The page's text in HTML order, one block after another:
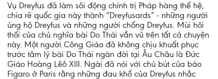
Vụ Dreyfus đã làm sôi động chính trị Pháp hàng thế hệ,
chia rẽ quốc gia này thành “Dreyfusards” - những người
ủng hộ Dreyfus và những người chống Dreyfus. Mùi hôi
thối của chủ nghĩa bài Do Thái vần vũ trên tất cả chuyện
này. Một người Công Giáo đã không chịu khuất phục
trước tâm lý bài Do Thái ngàn đời tại Âu Châu là Đức
Giáo Hoàng Lêô XIII. Ngài đã nói với chủ bút của báo
Figaro ở Paris rằng những đau khổ của Dreyfus nhắc